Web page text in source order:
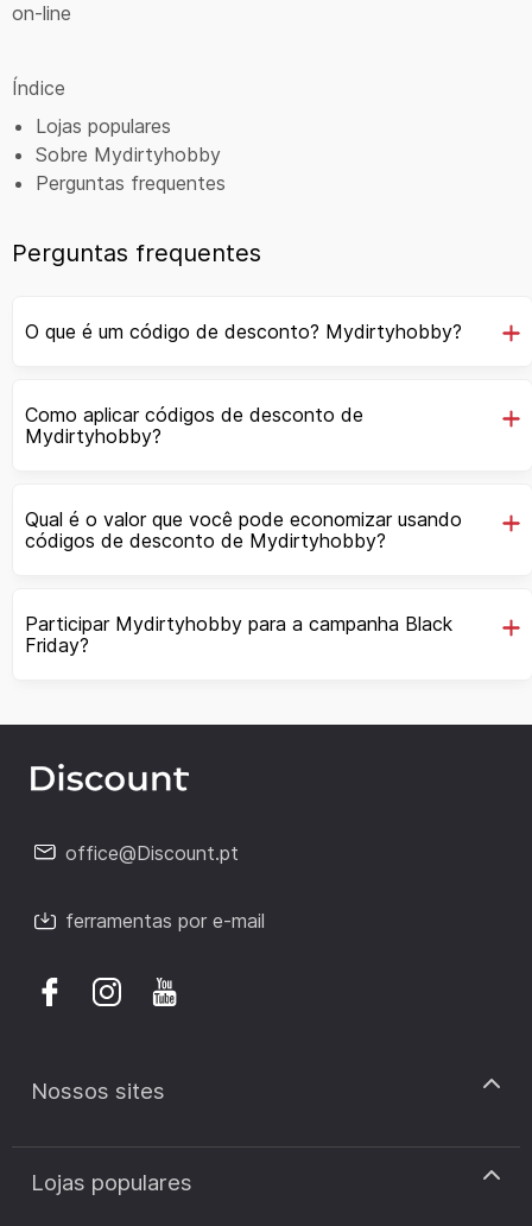
on-line
Índice
Lojas populares
Sobre Mydirtyhobby
Perguntas frequentes
Perguntas frequentes
O que é um código de desconto? Mydirtyhobby?
Como aplicar códigos de desconto de
Mydirtyhobby?
Qual é o valor que você pode economizar usando
códigos de desconto de Mydirtyhobby?
Participar Mydirtyhobby para a campanha Black
Friday?
office@Discount.pt
ferramentas por e-mail
Nossos sites
discount.pt
discount.sk
Lojas populares